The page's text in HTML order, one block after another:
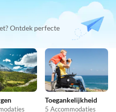
Ontdek perfecte
Toegankelijkheid
5 Accommodaties